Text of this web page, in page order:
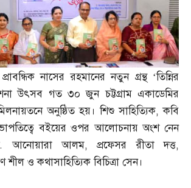
নাসের রহমানের নতুন গ্রন্থ ‘তিন্নির
উৎসব গত ৩০ জুন চট্টগ্রাম একাডেমির
অনুষ্ঠিত হয়। শিশু সাহিত্যিক,কবি
বইয়ের ওপর আলোচনায় অংশ নেন
.আনোয়ারা আলম,প্রফেসর রীতা দত্ত,
শীল ও কথাসাহিত্যিক বিচিত্রা সেন।